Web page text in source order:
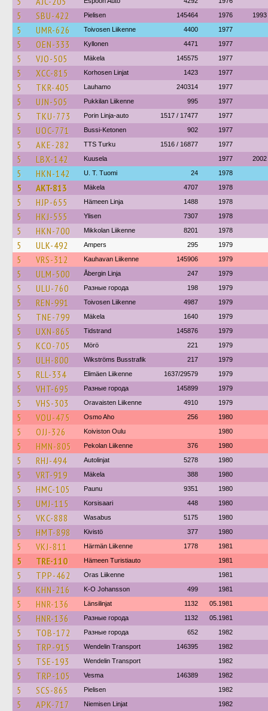
5 SBU-422 Pielisen 145464 1976 1993
5 UMR-626 Toivosen Liikenne 4400 1977
5 OEN-333 Kyllonen 4471 1977
5 VJO-505 Mäkela 145575 1977
5 XCC-815 Korhosen Linjat 1423 1977
5 TKR-405 Lauhamo 240314 1977
5 UJN-505 Pukkilan Liikenne 995 1977
5 TKU-773 Porin Linja-auto 1517 / 17477 1977
5 UOC-771 Bussi-Ketonen 902 1977
5 AKE-282 TTS Turku 1516 / 16877 1977
5 LBX-142 Kuusela 1977 2002
5 HKN-142 U. T. Tuomi 24 1978
5 AKT-813 Mäkela 4707 1978
5 HJP-655 Hämeen Linja 1488 1978
5 HKJ-555 Ylisen 7307 1978
5 HKN-700 Mikkolan Liikenne 8201 1978
5 ULK-492 Ampers 295 1979
5 VRS-312 Kauhavan Liikenne 145906 1979
5 ULM-500 Åbergin Linja 247 1979
5 ULU-760 Разные города 198 1979
5 REN-991 Toivosen Liikenne 4987 1979
5 TNE-799 Mäkela 1640 1979
5 UXN-865 Tidstrand 145876 1979
5 KCO-705 Mörö 221 1979
5 ULH-800 Wikströms Busstrafik 217 1979
5 RLL-334 Elimäen Liikenne 1637/29579 1979
5 VHT-695 Разные города 145899 1979
5 VHS-303 Oravaisten Liikenne 4910 1979
5 VOU-475 Osmo Aho 256 1980
5 OJJ-326 Koiviston Oulu 1980
5 HMN-805 Pekolan Liikenne 376 1980
5 RHJ-494 Autolinjat 5278 1980
5 VRT-919 Mäkela 388 1980
5 HMC-105 Paunu 9351 1980
5 UMJ-115 Korsisaari 448 1980
5 VKC-888 Wasabus 5175 1980
5 HMT-898 Kivistö 377 1980
5 VKJ-811 Härmän Liikenne 1778 1981
5 TRE-110 Hämeen Turistiauto 1981
5 TPP-462 Oras Liikenne 1981
5 KHN-216 K-O Johansson 499 1981
5 HNR-136 Länsilinjat 1132 05.1981
5 HNR-136 Разные города 1132 05.1981
5 TOB-172 Разные города 652 1982
5 TRP-915 Wendelin Transport 146395 1982
5 TSE-193 Wendelin Transport 1982
5 TRP-105 Vesma 146389 1982
5 SCS-865 Pielisen 1982
5 APK-717 Niemisen Linjat 1982